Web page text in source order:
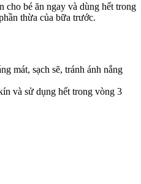
cho bé ăn ngay và dùng hết trong
thừa của bữa trước.
mát, sạch sẽ, tránh ánh nắng
và sử dụng hết trong vòng 3